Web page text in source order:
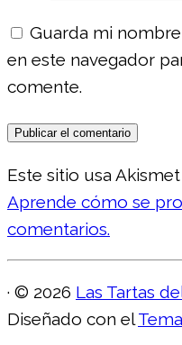
Guarda mi
en este navegador
comente.
Este sitio usa
Aprende cómo se
comentarios.
· © 2026 Las Tartas
Diseñado con el